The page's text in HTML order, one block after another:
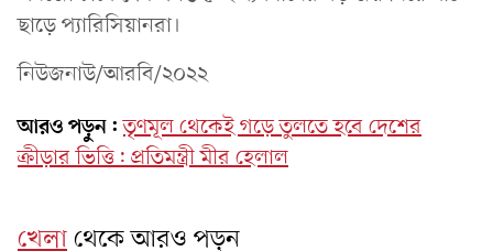
ছাড়ে প্যারিসিয়ানরা।
নিউজনাউ/আরবি/২০২২
আরও পড়ুন: তৃণমূল থেকেই গড়ে তুলতে হবে দেশের
ক্রীড়ার ভিত্তি: প্রতিমন্ত্রী মীর হেলাল
খেলাথেকে আরও পড়ুন